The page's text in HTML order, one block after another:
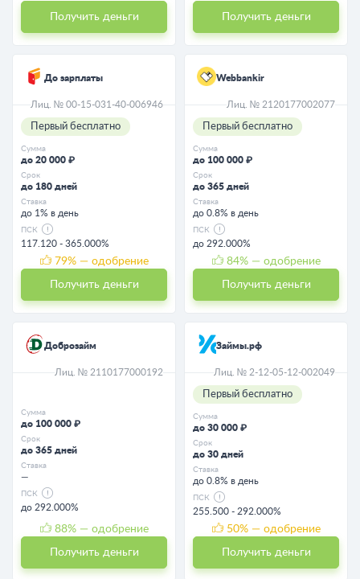
Получить деньги Получить деньги
До зарплаты
Лиц. № 00-15-031-40-006946
Первый бесплатно
Сумма
до 20 000 ₽
Срок
до 180 дней
Ставка
до 1% в день
ПСК
117.120 - 365.000%
79% — одобрение
Получить деньги
Webbankir
Лиц. № 2120177002077
Первый бесплатно
Сумма
до 100 000 ₽
Срок
до 365 дней
Ставка
до 0.8% в день
ПСК
до 292.000%
84% — одобрение
Получить деньги
Доброзайм
Лиц. № 2110177000192
Сумма
до 100 000 ₽
Срок
до 365 дней
Ставка
—
ПСК
до 292.000%
88% — одобрение
Получить деньги
Займы.рф
Лиц. № 2-12-05-12-002049
Первый бесплатно
Сумма
до 30 000 ₽
Срок
до 30 дней
Ставка
до 0.8% в день
ПСК
255.500 - 292.000%
50% — одобрение
Получить деньги